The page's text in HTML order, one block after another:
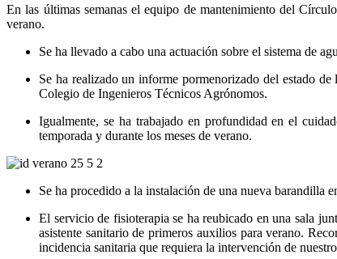
En las últimas semanas el equipo de mantenimiento del
verano.
Se ha llevado a cabo una actuación sobre el sistema de
Se ha realizado un informe pormenorizado del estado
Colegio de Ingenieros Técnicos Agrónomos.
Igualmente, se ha trabajado en profundidad en el
temporada y durante los meses de verano.
Se ha procedido a la instalación de una nueva barandilla
El servicio de fisioterapia se ha reubicado en una sala
asistente sanitario de primeros auxilios para verano.
incidencia sanitaria que requiera la intervención de